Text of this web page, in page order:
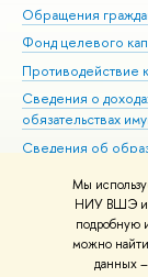
Мы
НИУ ВШЭ и
подробную
можно найти
данных –
Обращения
Фонд целевого
Противодействие
Сведения о
обязательствах
Сведения об
Людям с
Единая платежная
Работа в Вышке